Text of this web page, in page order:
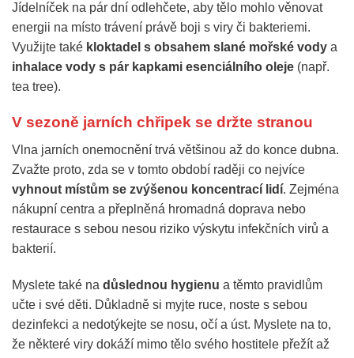
Jídelníček na pár dní odlehčete, aby tělo mohlo věnovat
energii na místo trávení právě boji s viry či bakteriemi.
Využijte také kloktadel s obsahem slané mořské vody a
inhalace vody s pár kapkami esenciálního oleje (např.
tea tree).
V sezoně jarních chřipek se držte stranou
Vlna jarních onemocnění trvá většinou až do konce dubna.
Zvažte proto, zda se v tomto období raději co nejvíce
vyhnout místům se zvýšenou koncentrací lidí. Zejména
nákupní centra a přeplněná hromadná doprava nebo
restaurace s sebou nesou riziko výskytu infekčních virů a
bakterií.
Myslete také na důslednou hygienu a těmto pravidlům
učte i své děti. Důkladně si myjte ruce, noste s sebou
dezinfekci a nedotýkejte se nosu, očí a úst. Myslete na to,
že některé viry dokáží mimo tělo svého hostitele přežít až